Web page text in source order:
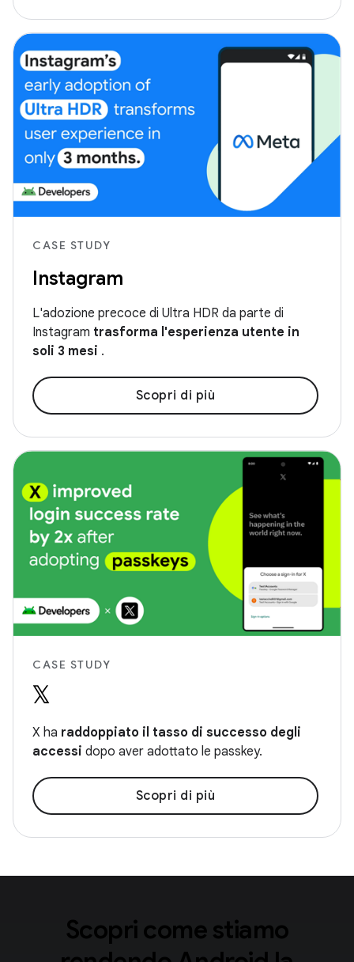
CASE STUDY
Instagram
L'adozione precoce di Ultra HDR da parte di
Instagram trasforma l'esperienza utente in
soli 3 mesi .
Scopri di più
CASE STUDY
X ha raddoppiato il tasso di successo degli
accessi dopo aver adottato le passkey.
Scopri di più
Scopri come stiamo